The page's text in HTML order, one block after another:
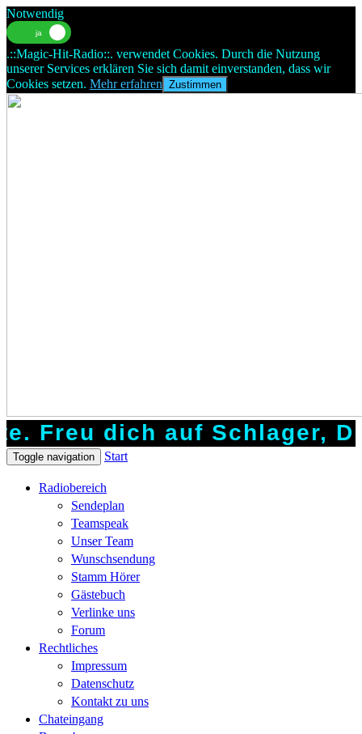
Notwendig
.::Magic-Hit-Radio::. verwendet Cookies. Durch die Nutzung
unserer Services erklären Sie sich damit einverstanden, dass wir
Cookies setzen. Mehr erfahren Zustimmen
auf Schlager,
Toggle navigation Start
Radiobereich
Sendeplan
Teamspeak
Unser Team
Wunschsendung
Stamm Hörer
Gästebuch
Verlinke uns
Forum
Rechtliches
Impressum
Datenschutz
Kontakt zu uns
Chateingang